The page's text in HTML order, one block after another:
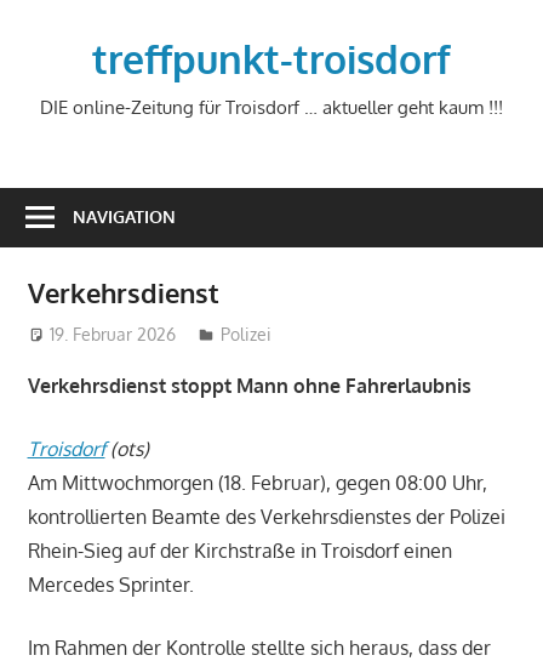
treffpunkt-troisdorf
DIE online-Zeitung für Troisdorf … aktueller geht kaum !!!
NAVIGATION
Verkehrsdienst
19. Februar 2026 treffpunkt
Polizei
Verkehrsdienst stoppt Mann ohne Fahrerlaubnis
Troisdorf(ots)
Am Mittwochmorgen (18. Februar), gegen 08:00 Uhr,
kontrollierten Beamte des Verkehrsdienstes der Polizei
Rhein-Sieg auf der Kirchstraße in Troisdorf einen
Mercedes Sprinter.
Im Rahmen der Kontrolle stellte sich heraus, dass der